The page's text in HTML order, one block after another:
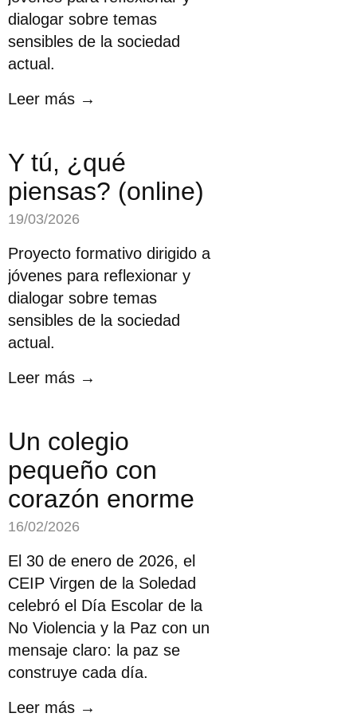
dialogar sobre temas
sensibles de la sociedad
actual.
Leer más →
Y tú, ¿qué
piensas? (online)
19/03/2026
Proyecto formativo dirigido a
jóvenes para reflexionar y
dialogar sobre temas
sensibles de la sociedad
actual.
Leer más →
Un colegio
pequeño con
corazón enorme
16/02/2026
El 30 de enero de 2026, el
CEIP Virgen de la Soledad
celebró el Día Escolar de la
No Violencia y la Paz con un
mensaje claro: la paz se
construye cada día.
Leer más →